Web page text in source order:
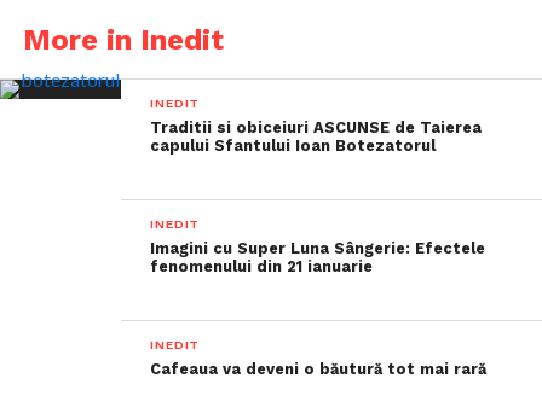
More in Inedit
INEDIT
Traditii si obiceiuri ASCUNSE de Taierea
capului Sfantului Ioan Botezatorul
INEDIT
Imagini cu Super Luna Sângerie: Efectele
fenomenului din 21 ianuarie
INEDIT
Cafeaua va deveni o băutură tot mai rară